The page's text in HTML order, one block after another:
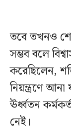
তবে তখনও শেখ
সম্ভব বলে
করেছিলেন,
নিয়ন্ত্রণে আনা
ঊর্ধ্বতন
নেই।